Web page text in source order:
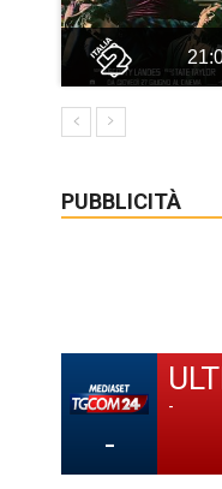
PUBBLICITÀ
-
-